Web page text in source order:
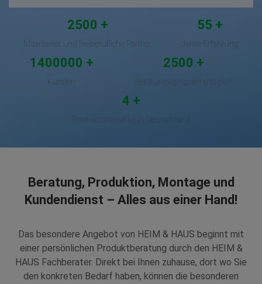
2500
Mitarbeiter und freiberufliche Partner
55
Jahre Erfahrung
1400000
Kunden
2500
Beratungsgespräche täglich
4
Produktionswerke in Deutschland
Beratung, Produktion, Montage und
Kundendienst – Alles aus einer Hand!
Das besondere Angebot von HEIM & HAUS beginnt mit
einer persönlichen Produktberatung durch den HEIM &
HAUS Fachberater. Direkt bei Ihnen zuhause, dort wo Sie
den konkreten Bedarf haben, können die besonderen